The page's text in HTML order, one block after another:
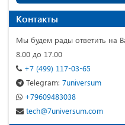
Контакты
Мы будем рады ответить на
8.00 до 17.00
+7 (499) 117-03-65
Telegram: 7universum
+79609483038
tech@7universum.com